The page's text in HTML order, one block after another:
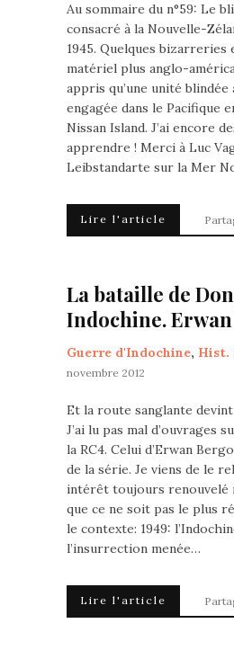
Au sommaire du n°59: Le
consacré à la Nouvelle-
1945. Quelques bizarreries
matériel plus anglo-
appris qu’une unité blindée
engagée dans le Pacifique
Nissan Island. J’ai encore
apprendre ! Merci à Luc
Leibstandarte sur la Mer
Lire l'article
La bataille de
Indochine.
Guerre d'Indochine,
novembre 2012
Et la route sanglante
J’ai lu pas mal d’ouvrages
la RC4. Celui d’Erwan
de la série. Je viens de le
intérêt toujours renouvelé
que ce ne soit pas le plus
le contexte: 1949:
l’insurrection menée…
Lire l'article